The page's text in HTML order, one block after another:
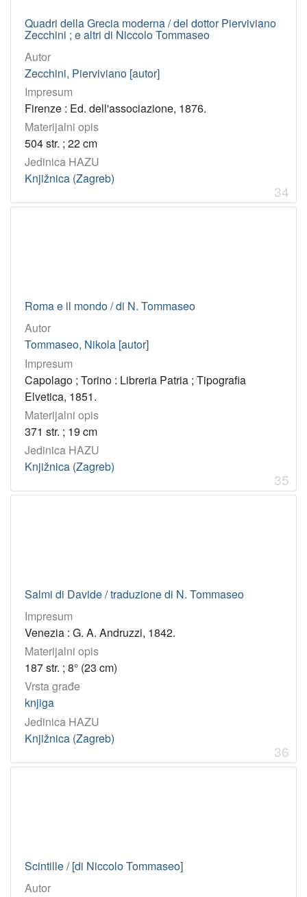
Quadri della Grecia moderna / del dottor Pierviviano
Zecchini ; e altri di Niccolo Tommaseo
Autor
Zecchini, Pierviviano [autor]
Impresum
Firenze : Ed. dell'associazione, 1876.
Materijalni opis
504 str. ; 22 cm
Jedinica HAZU
Knjižnica (Zagreb)
34
Roma e il mondo / di N. Tommaseo
Autor
Tommaseo, Nikola [autor]
Impresum
Capolago ; Torino : Libreria Patria ; Tipografia
Elvetica, 1851.
Materijalni opis
371 str. ; 19 cm
Jedinica HAZU
Knjižnica (Zagreb)
35
Salmi di Davide / traduzione di N. Tommaseo
Impresum
Venezia : G. A. Andruzzi, 1842.
Materijalni opis
187 str. ; 8° (23 cm)
Vrsta građe
knjiga
Jedinica HAZU
Knjižnica (Zagreb)
36
Scintille / [di Niccolo Tommaseo]
Autor